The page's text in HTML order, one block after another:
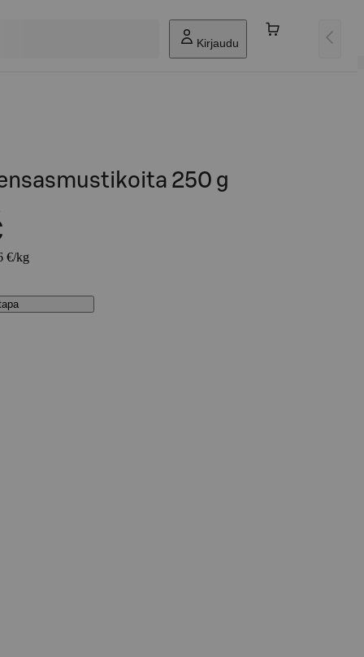
Kirjaudu
250 g
€/kg